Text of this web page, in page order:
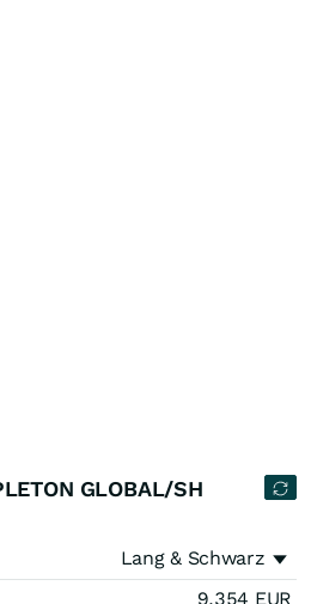
GLOBAL/SH
Lang & Schwarz
9,354 EUR